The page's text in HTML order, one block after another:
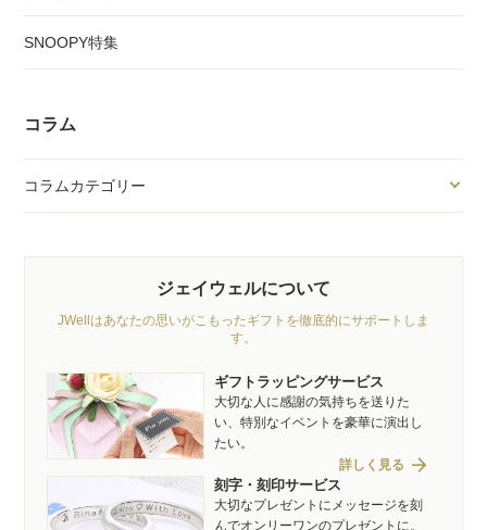
SNOOPY特集
コラム
コラムカテゴリー
ジェイウェルについて
JWellはあなたの思いがこもったギフトを徹底的にサポートしま
す。
ギフトラッピングサービス
大切な人に感謝の気持ちを送りた
い、特別なイベントを豪華に演出し
たい。
詳しく見る arrow_forward
刻字・刻印サービス
大切なプレゼントにメッセージを刻
んでオンリーワンのプレゼントに。